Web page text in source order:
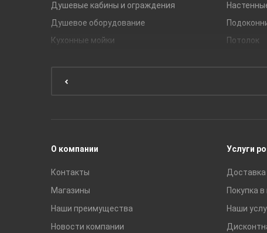
Душевые кабины и ограждения
Душевое оборудование
Кухонные мойки
Потолок
О компании
Контакты
Магазины
Наши преимущества
Новости компании
Услуги
Доставка
Покупка
Наши